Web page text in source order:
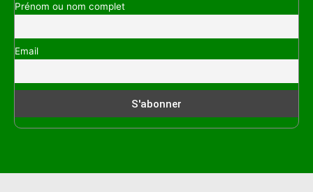
Prénom ou nom complet
Email